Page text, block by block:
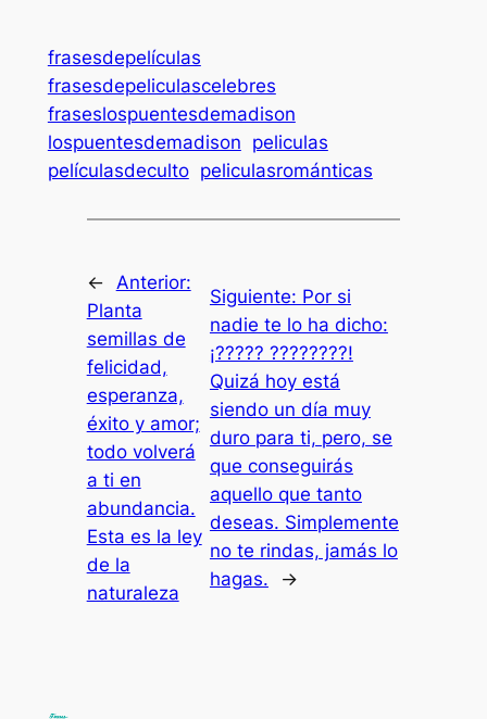
frasesdepelículas
frasesdepeliculascelebres
fraseslospuentesdemadison
lospuentesdemadison peliculas
películasdeculto peliculasrománticas
← Anterior:
Planta
semillas de
felicidad,
esperanza,
éxito y amor;
todo volverá
a ti en
abundancia.
Esta es la ley
de la
naturaleza
Siguiente: Por si
nadie te lo ha dicho:
¡????? ????????!
Quizá hoy está
siendo un día muy
duro para ti, pero, se
que conseguirás
aquello que tanto
deseas. Simplemente
no te rindas, jamás lo
hagas.
→